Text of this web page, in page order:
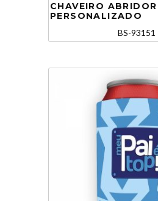
CHAVEIRO ABRIDOR
PERSONALIZADO
BS-93151